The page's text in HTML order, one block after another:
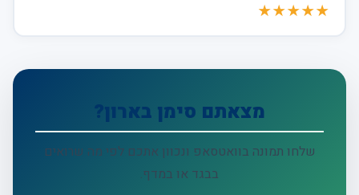
★★★★★
מצאתם סימן בארון?
שלחו תמונה בוואטסאפ ונכוון אתכם לפי מה שרואים
בבגד או במדף.